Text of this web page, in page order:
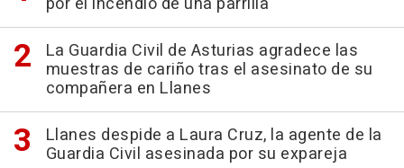
La Guardia Civil de Asturias agradece las
muestras de cariño tras el asesinato de su
compañera en Llanes
Llanes despide a Laura Cruz, la agente de la
Guardia Civil asesinada por su expareja